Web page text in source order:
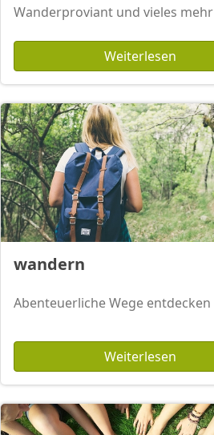
Wanderproviant und vieles mehr
Weiterlesen
wandern
Abenteuerliche Wege entdecken
Weiterlesen